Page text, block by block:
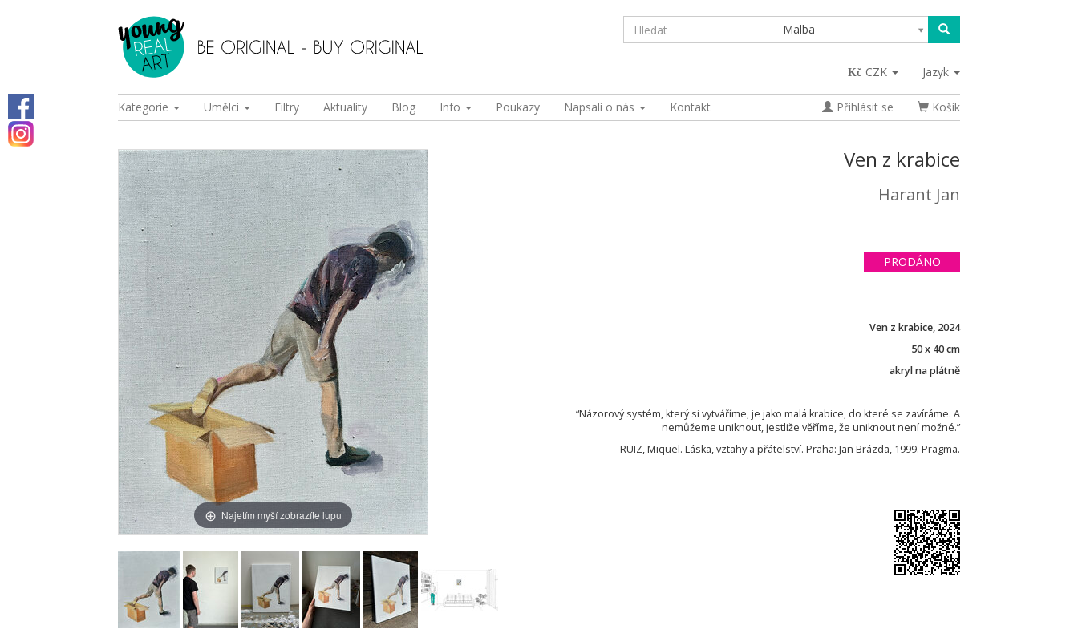
Malba
CZK Jazyk
Kategorie Umělci Filtry Aktuality Blog Info Poukazy Napsali o nás Kontakt Přihlásit se Košík
Najetím myší zobrazíte lupu
Ven z krabice
Harant Jan
PRODÁNO
Ven z krabice, 2024
50 x 40 cm
akryl na plátně
“Názorový systém, který si vytváříme, je jako malá krabice, do které se zavíráme. A
nemůžeme uniknout, jestliže věříme, že uniknout není možné.”
RUIZ, Miquel. Láska, vztahy a přátelství. Praha: Jan Brázda, 1999. Pragma.